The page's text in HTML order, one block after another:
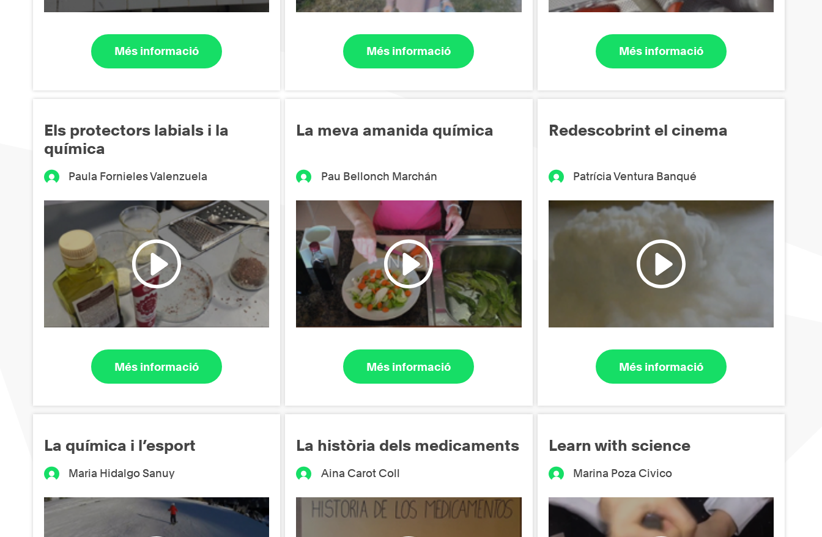
Més informació Més informació Més informació
Els protectors labials i la
química
Paula Fornieles Valenzuela
Més informació
La meva amanida química
Pau Bellonch Marchán
Més informació
Redescobrint el cinema
Patrícia Ventura Banqué
Més informació
La química i l’esport
Maria Hidalgo Sanuy
La història dels medicaments
Aina Carot Coll
Learn with science
Marina Poza Civico